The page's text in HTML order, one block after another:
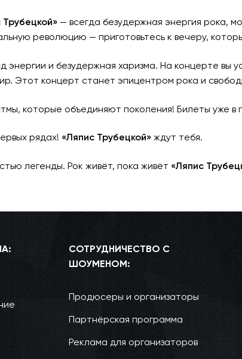
Трубецкой»— всегда безудержная энергия рока,
революцию — приготовьтесь к вечеру,
энергии и безудержная харизма. На концерте вы
Этот концерт станет эпицентром рока и
которые объединяют поколения! Билеты уже в
рядах! «Ляпис Трубецкой»ждут тебя.
легенды. Рок живёт, пока живёт «Ляпис
СОТРУДНИЧЕСТВО С
ШОУМЕНОМ:
Продюсеры и организаторы
Партнёрская программа
Реклама для организаторов